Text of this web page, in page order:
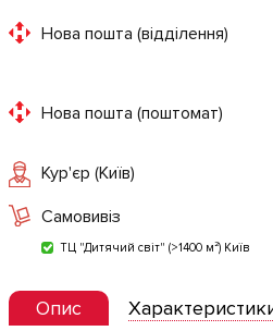
Нова пошта (відділення)
Нова пошта (поштомат)
Кур'єр (Київ)
Самовивіз
ТЦ "Дитячий світ" (>1400 м²) Київ
Опис